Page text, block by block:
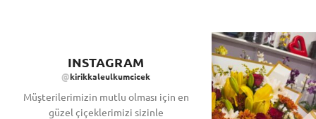
INSTAGRAM
@kirikkaleulkumcicek
Müşterilerimizin mutlu olması için en
güzel çiçeklerimizi sizinle